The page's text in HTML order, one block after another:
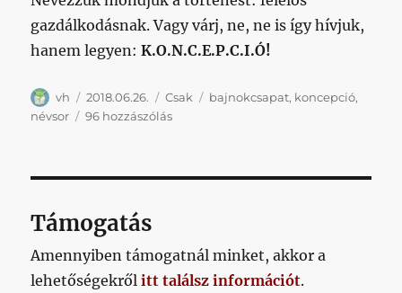
gazdálkodásnak. Vagy várj, ne, ne is így hívjuk,
hanem legyen:K.O.N.C.E.P.C.I.Ó!
Szerző
vh Közzétéve
2018.06.26. Kategória
Csak Címke
bajnokcsapat, koncepció,
névsor
96 hozzászólás395
bajnokcsapat
36
százaléka
Támogatás
Amennyiben támogatnál minket, akkor a
lehetőségekrőlitt találsz információt.